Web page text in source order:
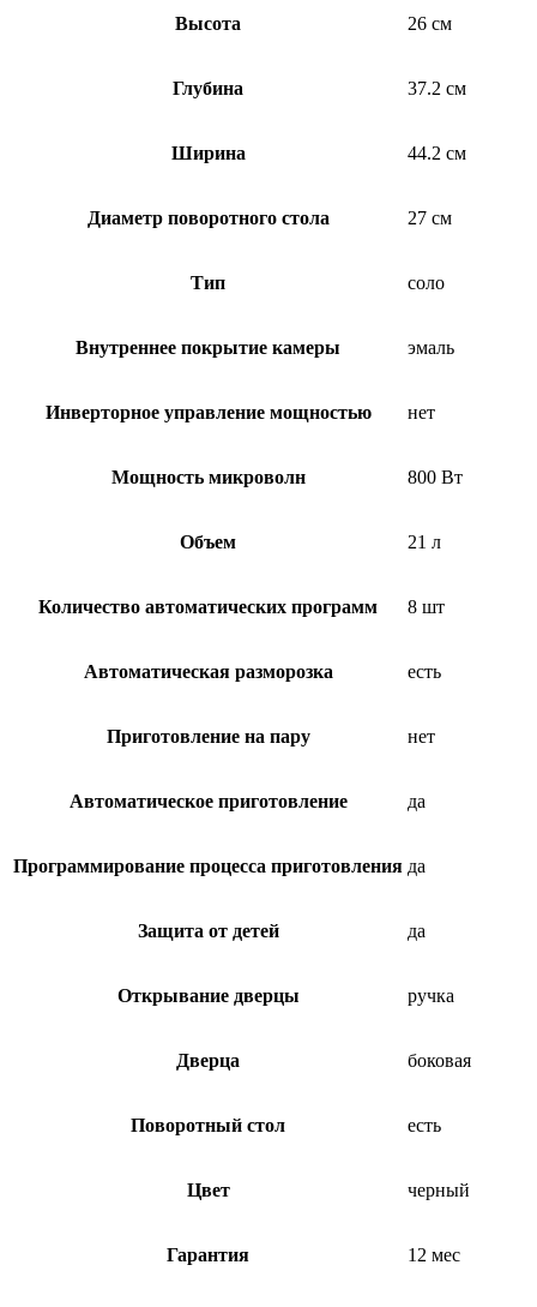
Высота 26 см
Глубина 37.2 см
Ширина 44.2 см
Диаметр поворотного стола 27 см
Тип соло
Внутреннее покрытие камеры эмаль
Инверторное управление мощностью нет
Мощность микроволн 800 Вт
Объем 21 л
Количество автоматических программ 8 шт
Автоматическая разморозка есть
Приготовление на пару нет
Автоматическое приготовление да
Программирование процесса приготовления да
Защита от детей да
Открывание дверцы ручка
Дверца боковая
Поворотный стол есть
Цвет черный
Гарантия 12 мес